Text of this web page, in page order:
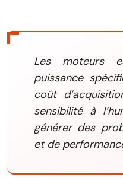
Les moteurs
puissance
coût
sensibilité à
générer des
et de